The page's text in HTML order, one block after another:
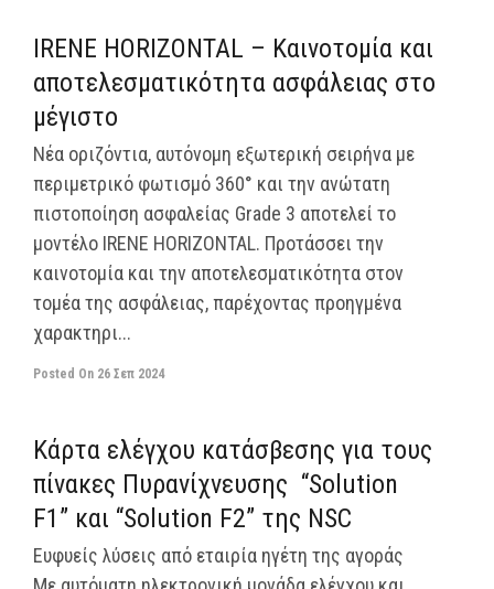
IRENE HORIZONTAL – Καινοτομία και
αποτελεσματικότητα ασφάλειας στο
μέγιστο
Νέα οριζόντια, αυτόνομη εξωτερική σειρήνα με
περιμετρικό φωτισμό 360° και την ανώτατη
πιστοποίηση ασφαλείας Grade 3 αποτελεί το
μοντέλο IRENE HORIZONTAL. Προτάσσει την
καινοτομία και την αποτελεσματικότητα στον
τομέα της ασφάλειας, παρέχοντας προηγμένα
χαρακτηρι...
Posted On 26 Σεπ 2024
Κάρτα ελέγχου κατάσβεσης για τους
πίνακες Πυρανίχνευσης “Solution
F1” και “Solution F2” της NSC
Ευφυείς λύσεις από εταιρία ηγέτη της αγοράς